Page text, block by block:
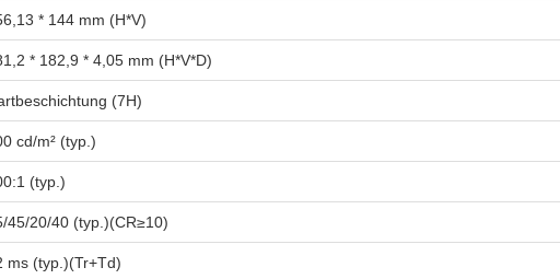
* 144 mm (H*V)
* 182,9 * 4,05 mm (H*V*D)
(7H)
cd/m² (typ.)
(typ.)
45/20/40 (typ.)(CR≥10)
ms (typ.)(Tr+Td)